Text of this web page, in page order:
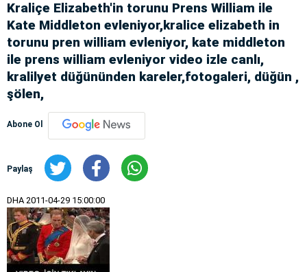
Kraliçe Elizabeth'in torunu Prens William ile
Kate Middleton evleniyor,kralice elizabeth in
torunu pren william evleniyor, kate middleton
ile prens william evleniyor video izle canlı,
kralilyet düğününden kareler,fotogaleri, düğün ,
şölen,
Abone Ol
Paylaş
DHA 2011-04-29 15:00:00